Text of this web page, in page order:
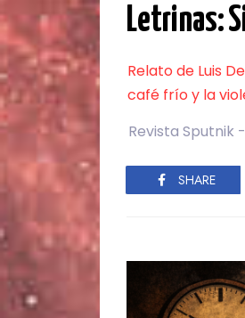
Letrinas:
Relato de Luis
café frío y la
Revista Sputnik -
SHARE